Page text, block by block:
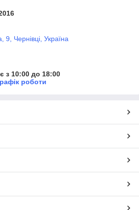
9, Чернівці, Україна
з 10:00 до 18:00
роботи